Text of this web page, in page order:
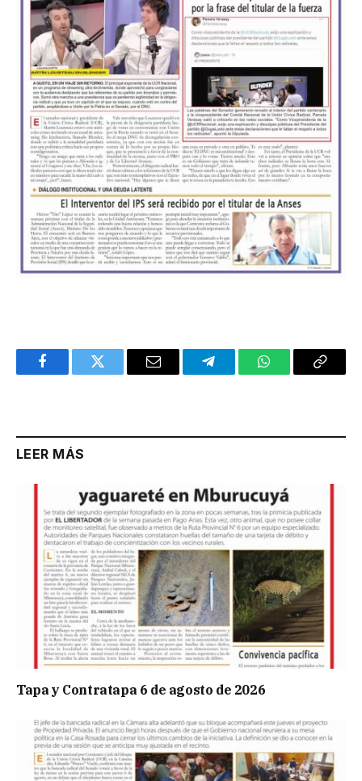
FacebookTwitter Email TelegramWhatsAppCopy
LEER MÁS
Tapa y Contratapa 6 de agosto de 2026